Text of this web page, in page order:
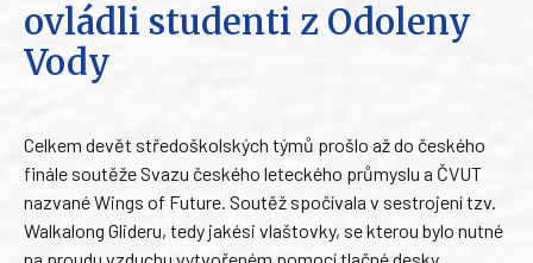
ovládli studenti z Odoleny
Vody
Celkem devět středoškolských týmů prošlo až do českého
finále soutěže Svazu českého leteckého průmyslu a ČVUT
nazvané Wings of Future. Soutěž spočívala v sestrojení tzv.
Walkalong Glideru, tedy jakési vlaštovky, se kterou bylo nutné